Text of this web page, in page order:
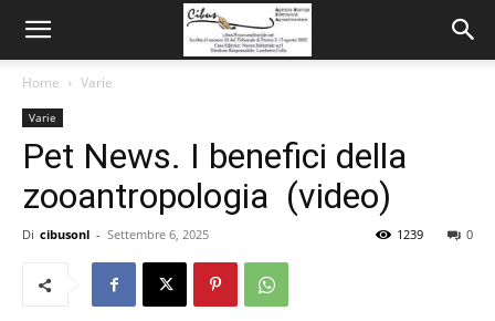
Home Varie
Varie
Pet News. I benefici della
zooantropologia (video)
Di cibusonl - Settembre 6, 2025 0
1239